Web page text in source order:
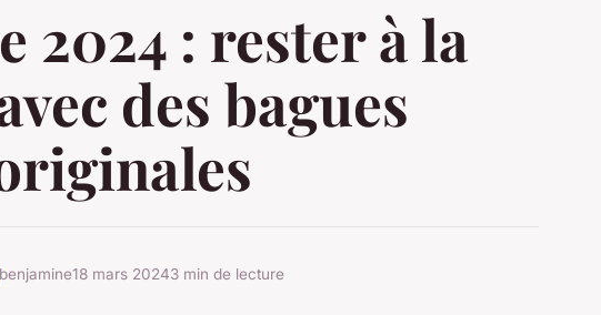
2024 : rester à la
des bagues
18 mars 20243 min de lecture